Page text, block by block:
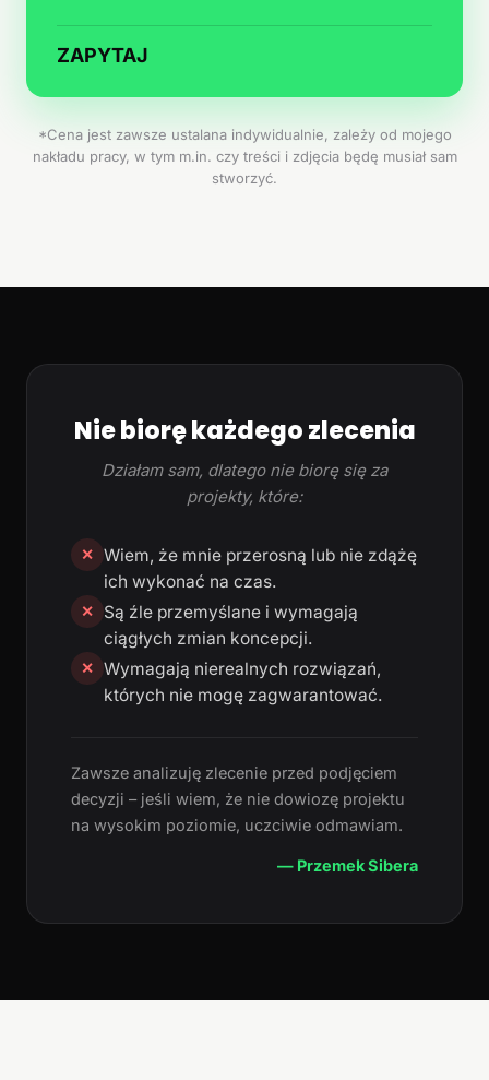
ZAPYTAJ
*Cena jest zawsze ustalana indywidualnie, zależy od mojego
nakładu pracy, w tym m.in. czy treści i zdjęcia będę musiał sam
stworzyć.
Nie biorę każdego zlecenia
Działam sam, dlatego nie biorę się za
projekty, które:
✕ Wiem, że mnie przerosną lub nie zdążę
ich wykonać na czas.
✕
Są źle przemyślane i wymagają
ciągłych zmian koncepcji.
✕ Wymagają nierealnych rozwiązań,
których nie mogę zagwarantować.
Zawsze analizuję zlecenie przed podjęciem
decyzji – jeśli wiem, że nie dowiozę projektu
na wysokim poziomie, uczciwie odmawiam.
— Przemek Sibera